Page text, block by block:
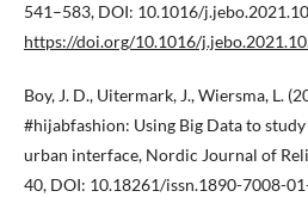
541–583, DOI: 10.1016/
https://doi.org/10.1016/
Boy, J. D., Uitermark, J., Wiersma, L.
#hijabfashion: Using Big Data to
urban interface, Nordic Journal of
40, DOI: 10.18261/issn.1890-7008-